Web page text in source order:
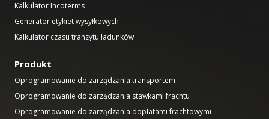
Kalkulator Incoterms
Generator etykiet wysyłkowych
Kalkulator czasu tranzytu ładunków
Produkt
Oprogramowanie do zarządzania transportem
Oprogramowanie do zarządzania stawkami frachtu
Oprogramowanie do zarządzania dopłatami frachtowymi